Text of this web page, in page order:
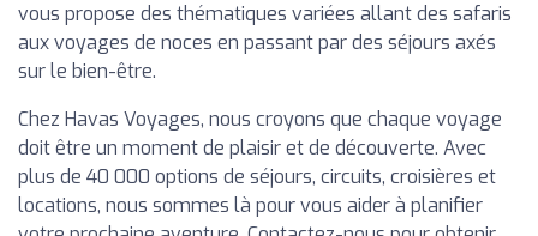
vous propose des thématiques variées allant des safaris
aux voyages de noces en passant par des séjours axés
sur le bien-être.
Chez Havas Voyages, nous croyons que chaque voyage
doit être un moment de plaisir et de découverte. Avec
plus de 40 000 options de séjours, circuits, croisières et
locations, nous sommes là pour vous aider à planifier